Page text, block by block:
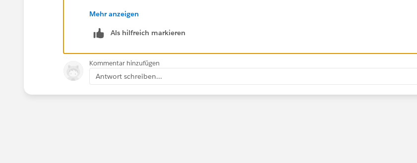
At the bottom of the page, it says that you may use HTML/CSS to control formatting as bullets.
Mehr anzeigen
Als hilfreich markieren
Kommentar hinzufügen
Antwort schreiben...